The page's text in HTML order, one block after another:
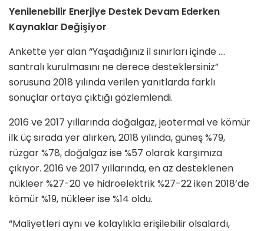
Yenilenebilir Enerjiye Destek Devam Ederken
Kaynaklar Değişiyor
Ankette yer alan “Yaşadığınız il sınırları içinde ….
santralı kurulmasını ne derece desteklersiniz”
sorusuna 2018 yılında verilen yanıtlarda farklı
sonuçlar ortaya çıktığı gözlemlendi.
2016 ve 2017 yıllarında doğalgaz, jeotermal ve kömür
ilk üç sırada yer alırken, 2018 yılında, güneş %79,
rüzgar %78, doğalgaz ise %57 olarak karşımıza
çıkıyor. 2016 ve 2017 yıllarında, en az desteklenen
nükleer %27-20 ve hidroelektrik %27-22 iken 2018’de
kömür %19, nükleer ise %14 oldu.
“Maliyetleri aynı ve kolaylıkla erişilebilir olsalardı,